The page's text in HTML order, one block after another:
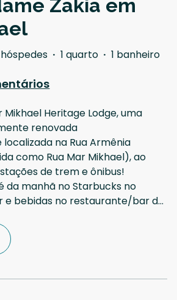
Zakia em
· 1 quarto · 1 banheiro
Heritage Lodge, uma
renovada
na Rua Armênia
como Rua Mar Mikhael), ao
de trem e ônibus!
da manhã no Starbucks no
e bebidas no restaurante/bar d...